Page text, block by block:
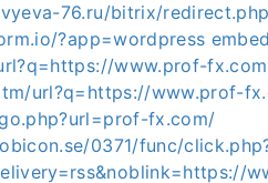
76.ru/bitrix/
?app=wordpress
www.prof-fx.com
url?q=https://www.prof-
fx.com/
0371/func/